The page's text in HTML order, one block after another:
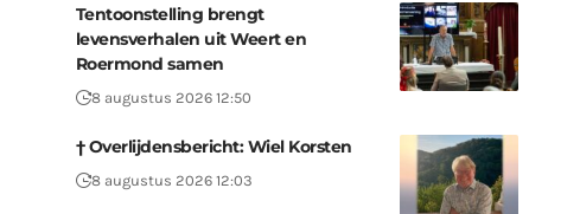
Tentoonstelling brengt
levensverhalen uit Weert en
Roermond samen
8 augustus 2026 12:50
† Overlijdensbericht: Wiel Korsten
8 augustus 2026 12:03